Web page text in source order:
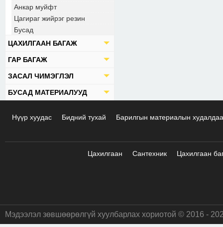
Анкар муйфт
Цагираг жийрэг резин
Бусад
ЦАХИЛГААН БАГАЖ
ГАР БАГАЖ
ЗАСАЛ ЧИМЭГЛЭЛ
БУСАД МАТЕРИАЛУУД
Нүүр хуудас Бидний тухай Барилгын материалын
Цахилгаан Сантехник Цахилгаан
Мэдээлэл зөвшөөрөлгүй хуулбарлах хориотой © 2016 -